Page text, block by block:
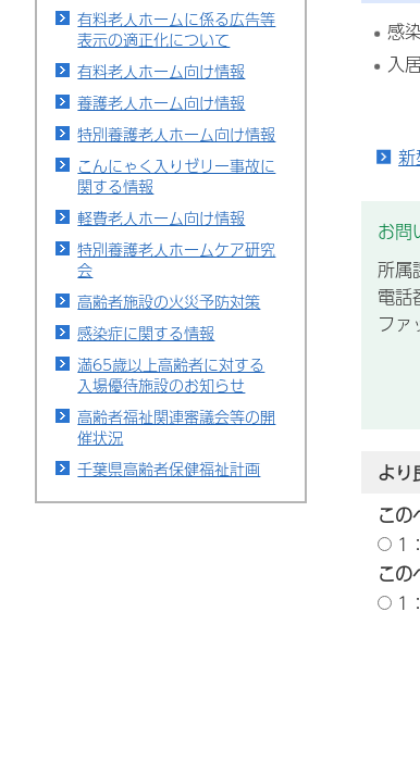
有料老人ホームに係る広告等
表示の適正化について
有料老人ホーム向け情報
養護老人ホーム向け情報
特別養護老人ホーム向け情報
こんにゃく入りゼリー事故に
関する情報
軽費老人ホーム向け情報
特別養護老人ホームケア研究
会
高齢者施設の火災予防対策
感染症に関する情報
満65歳以上高齢者に対する
入場優待施設のお知らせ
高齢者福祉関連審議会等の開
催状況
千葉県高齢者保健福祉計画
感
入
お問
所属
電
フ
より
この
1
この
1